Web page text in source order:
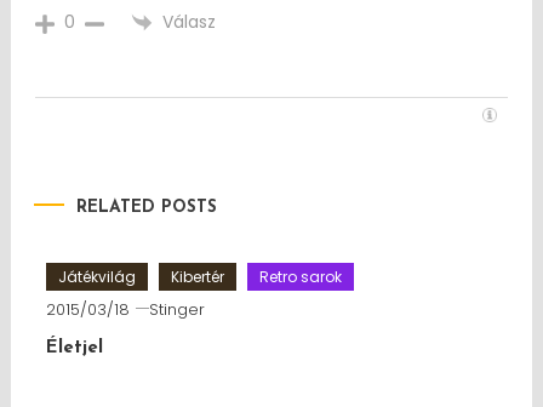
0 Válasz
RELATED POSTS
Játékvilág Kibertér Retro sarok
2015/03/18 Stinger
Életjel